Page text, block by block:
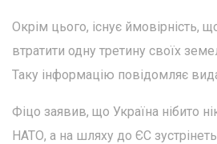
Окрім цього, існує ймовірність,
втратити одну третину своїх
Таку інформацію повідомляє
Фіцо заявив, що Україна нібито
НАТО, а на шляху до ЄС